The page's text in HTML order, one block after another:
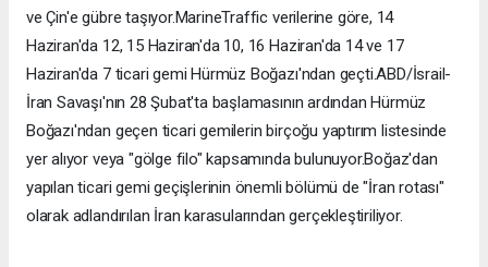
ve Çin'e gübre taşıyor.MarineTraffic verilerine göre, 14
Haziran'da 12, 15 Haziran'da 10, 16 Haziran'da 14 ve 17
Haziran'da 7 ticari gemi Hürmüz Boğazı'ndan geçti.ABD/İsrail-
İran Savaşı'nın 28 Şubat'ta başlamasının ardından Hürmüz
Boğazı'ndan geçen ticari gemilerin birçoğu yaptırım listesinde
yer alıyor veya "gölge filo" kapsamında bulunuyor.Boğaz'dan
yapılan ticari gemi geçişlerinin önemli bölümü de "İran rotası"
olarak adlandırılan İran karasularından gerçekleştiriliyor.